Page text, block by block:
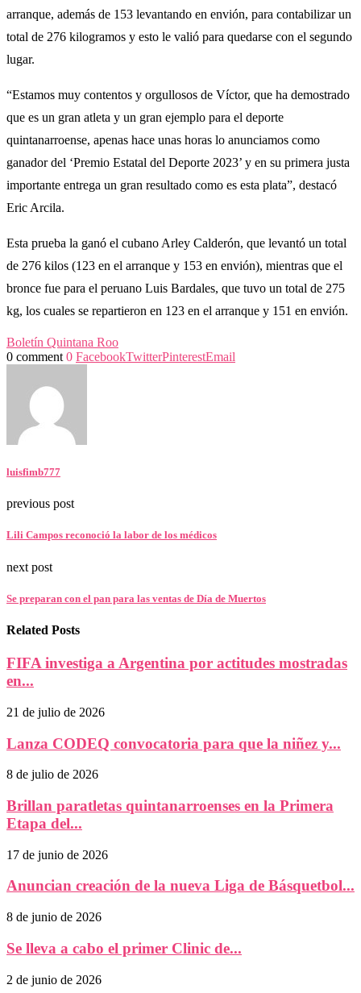
arranque, además de 153 levantando en envión, para contabilizar un
total de 276 kilogramos y esto le valió para quedarse con el segundo
lugar.
“Estamos muy contentos y orgullosos de Víctor, que ha demostrado
que es un gran atleta y un gran ejemplo para el deporte
quintanarroense, apenas hace unas horas lo anunciamos como
ganador del ‘Premio Estatal del Deporte 2023’ y en su primera justa
importante entrega un gran resultado como es esta plata”, destacó
Eric Arcila.
Esta prueba la ganó el cubano Arley Calderón, que levantó un total
de 276 kilos (123 en el arranque y 153 en envión), mientras que el
bronce fue para el peruano Luis Bardales, que tuvo un total de 275
kg, los cuales se repartieron en 123 en el arranque y 151 en envión.
Boletín Quintana Roo
0 comment 0 FacebookTwitterPinterestEmail
luisfimb777
previous post
Lili Campos reconoció la labor de los médicos
next post
Se preparan con el pan para las ventas de Día de Muertos
Related Posts
FIFA investiga a Argentina por actitudes mostradas
en...
21 de julio de 2026
Lanza CODEQ convocatoria para que la niñez y...
8 de julio de 2026
Brillan paratletas quintanarroenses en la Primera
Etapa del...
17 de junio de 2026
Anuncian creación de la nueva Liga de Básquetbol...
8 de junio de 2026
Se lleva a cabo el primer Clinic de...
2 de junio de 2026